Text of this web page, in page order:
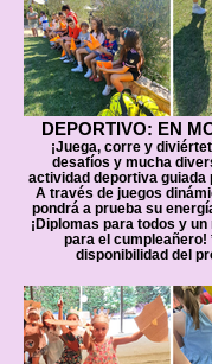
DEPORTIVO: EN
¡Juega, corre y
desafíos y mucha
actividad deportiva guiada
A través de juegos
pondrá a prueba su
¡Diplomas para todos y
para el cumpleañero!
disponibilidad del